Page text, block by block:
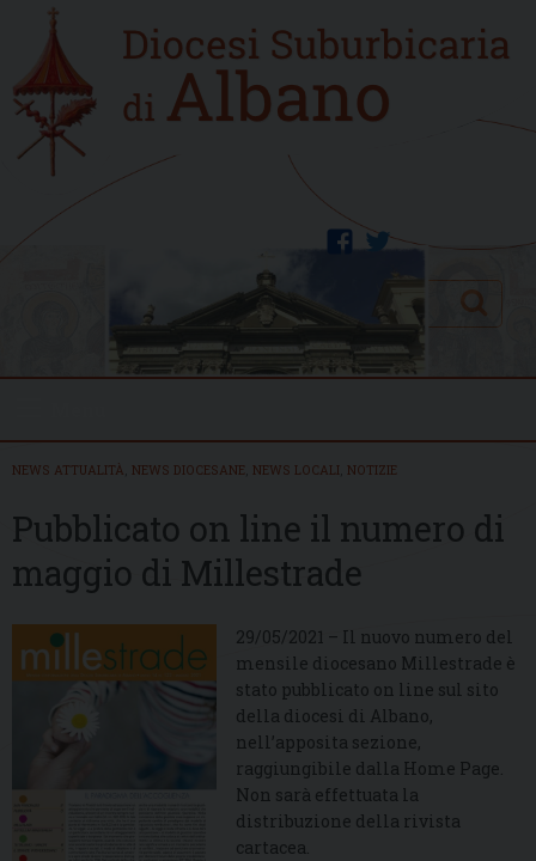
content
Home
new
twitter
facebook
Search
NEWS ATTUALITÀ NEWS DIOCESANE NEWS LOCALI NOTIZIE
Pubblicato on line il numero di
maggio di Millestrade
29/05/2021 – Il nuovo numero del
mensile diocesano Millestrade è
stato pubblicato on line sul sito
della diocesi di Albano,
nell’apposita sezione,
raggiungibile dalla Home Page.
Non sarà effettuata la
distribuzione della rivista
cartacea.